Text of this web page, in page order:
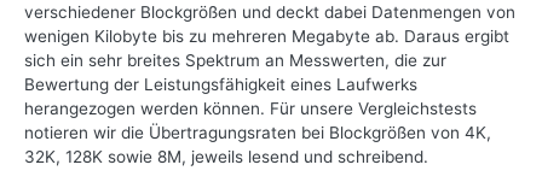
verschiedener Blockgrößen und deckt dabei Datenmengen von
wenigen Kilobyte bis zu mehreren Megabyte ab. Daraus ergibt
sich ein sehr breites Spektrum an Messwerten, die zur
Bewertung der Leistungsfähigkeit eines Laufwerks
herangezogen werden können. Für unsere Vergleichstests
notieren wir die Übertragungsraten bei Blockgrößen von 4K,
32K, 128K sowie 8M, jeweils lesend und schreibend.